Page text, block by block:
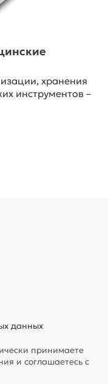
хранения
инструментов –
данных
принимаете
и соглашаетесь с